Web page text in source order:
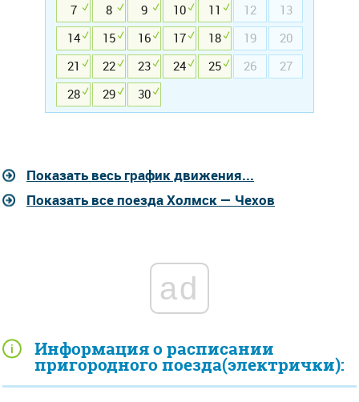
Информация о расписании
пригородного поезда(электрички):
7
8 9 10 11 12
13
14
15 16 17 18 19
20
21
22 23 24 25 26
27
28
29 30
Показать весь график движения...
Показать все поезда Холмск — Чехов
ad